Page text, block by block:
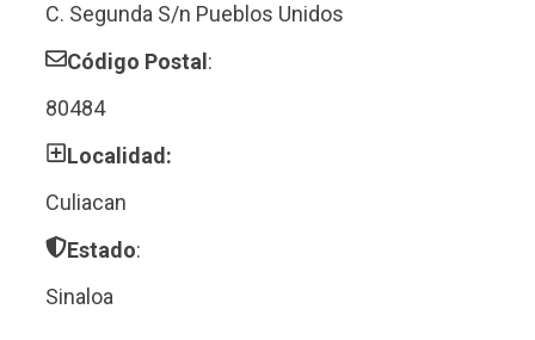
C. Segunda S/n Pueblos Unidos
Código Postal :
80484
Localidad:
Culiacan
Estado:
Sinaloa